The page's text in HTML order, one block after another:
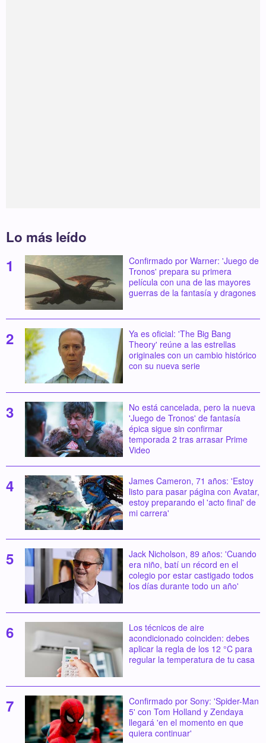
Lo más leído
Confirmado por Warner: 'Juego de
Tronos' prepara su primera
película con una de las mayores
guerras de la fantasía y dragones
Ya es oficial: 'The Big Bang
Theory' reúne a las estrellas
originales con un cambio histórico
con su nueva serie
No está cancelada, pero la nueva
'Juego de Tronos' de fantasía
épica sigue sin confirmar
temporada 2 tras arrasar Prime
Video
James Cameron, 71 años: 'Estoy
listo para pasar página con Avatar,
estoy preparando el 'acto final' de
mi carrera'
Jack Nicholson, 89 años: 'Cuando
era niño, batí un récord en el
colegio por estar castigado todos
los días durante todo un año'
Los técnicos de aire
acondicionado coinciden: debes
aplicar la regla de los 12 °C para
regular la temperatura de tu casa
Confirmado por Sony: 'Spider-Man
5' con Tom Holland y Zendaya
llegará 'en el momento en que
quiera continuar'